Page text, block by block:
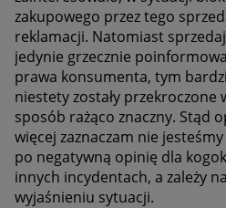
zakupowego przez tego
reklamacji. Natomiast
jedynie grzecznie
prawa konsumenta, tym
niestety zostały przekroczone
sposób rażąco znaczny. Stąd
więcej zaznaczam nie
po negatywną opinię dla
innych incydentach, a zależy
wyjaśnieniu sytuacji.